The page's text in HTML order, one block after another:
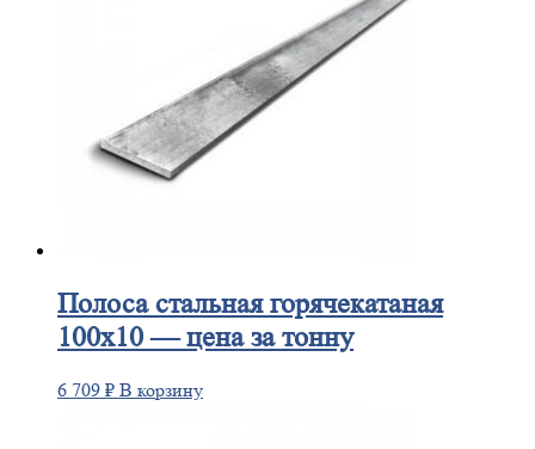
Полосастальная горячекатаная
100х10 — цена за тонну
6 709 ₽ В корзину